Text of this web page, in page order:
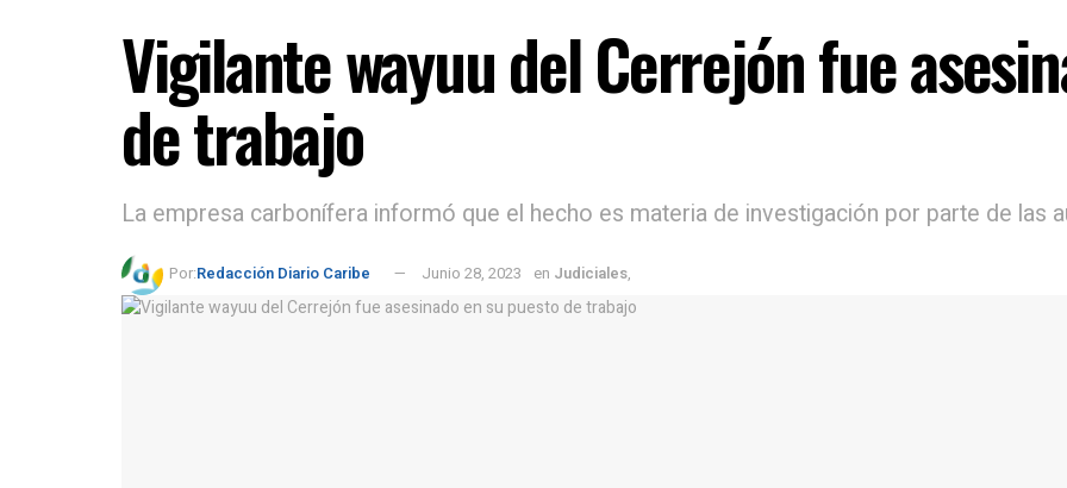
Vigilante wayuu del Cerrejón fue
de trabajo
La empresa carbonífera informó que el hecho es materia de investigación por parte de las
Por:Redacción Diario Caribe Junio 28, 2023 en Judiciales,